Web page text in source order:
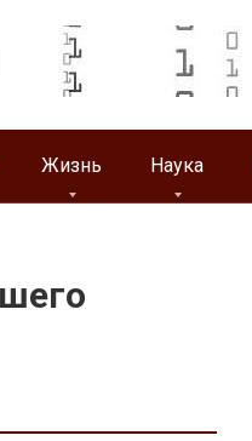
Жизнь Наука